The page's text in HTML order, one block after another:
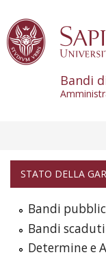
Bandi
STATO DELLA
Bandi
Bandi
Determine e